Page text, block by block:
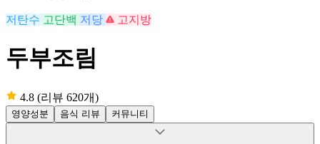
저탄수 고단백 저당 고지방
두부조림
4.8 (리뷰 620개)
영양성분 음식 리뷰 커뮤니티